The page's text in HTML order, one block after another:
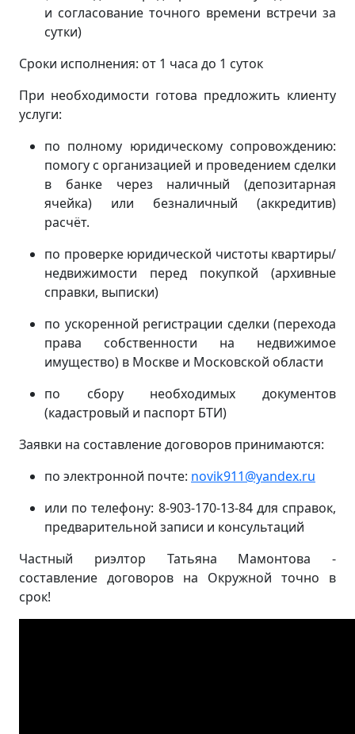
и согласование точного времени встречи за
сутки)
Сроки исполнения: от 1 часа до 1 суток
При необходимости готова предложить клиенту
услуги:
по полному юридическому сопровождению:
помогу с организацией и проведением сделки
в банке через наличный (депозитарная
ячейка) или безналичный (аккредитив)
расчёт.
по проверке юридической чистоты квартиры/
недвижимости перед покупкой (архивные
справки, выписки)
по ускоренной регистрации сделки (перехода
права собственности на недвижимое
имущество) в Москве и Московской области
по сбору необходимых документов
(кадастровый и паспорт БТИ)
Заявки на составление договоров принимаются:
по электронной почте: novik911@yandex.ru
или по телефону: 8-903-170-13-84 для справок,
предварительной записи и консультаций
Частный риэлтор Татьяна Мамонтова -
составление договоров на Окружной точно в
срок!